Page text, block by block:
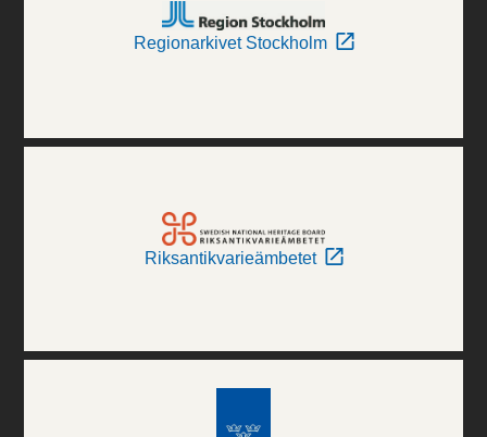
Regionarkivet Stockholm
Riksantikvarieämbetet